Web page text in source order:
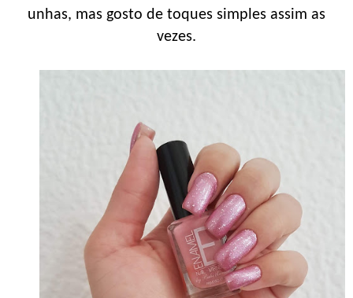
unhas, mas gosto de toques simples assim as
vezes.